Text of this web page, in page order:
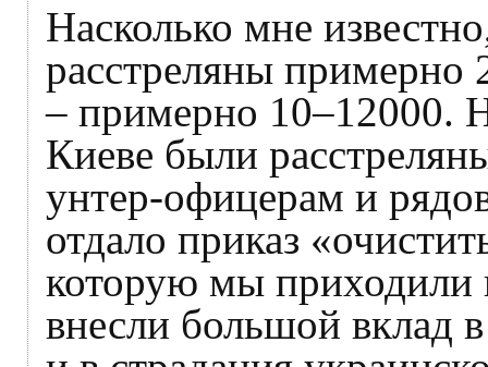
Насколько мне
расстреляны примерно
– примерно 10–12000.
Киеве были
унтер-офицерам и
отдало приказ
которую мы приходили
внесли большой вклад